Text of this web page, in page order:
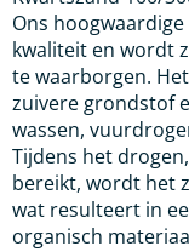
Ons
kwaliteit en wordt
te waarborgen.
zuivere grondstof
wassen,
Tijdens het
bereikt, wordt het
wat resulteert in
organisch